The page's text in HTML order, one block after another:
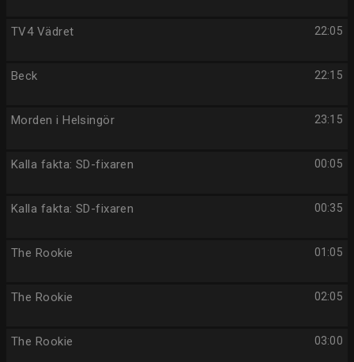
22:05
TV4 Vädret
22:15
Beck
23:15
Morden i Helsingör
00:05
Kalla fakta: SD-fixaren
00:35
Kalla fakta: SD-fixaren
01:05
The Rookie
02:05
The Rookie
03:00
The Rookie